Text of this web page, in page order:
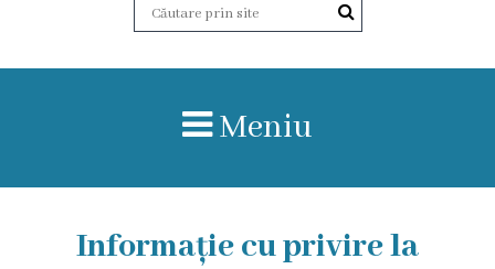
Amalgamare
Meniu
Informație cu privire la